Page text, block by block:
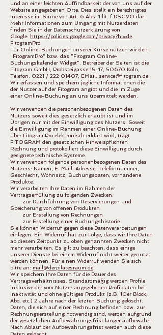
und an einer leichten Auffindbarkeit der von uns auf der
Website angegebenen Orte. Dies stellt ein berechtigtes
Interesse im Sinne von Art. 6 Abs. 1 lit. f DSGVO dar.
Mehr Informationen zum Umgang mit Nutzerdaten
finden Sie in der Datenschutzerklärung von
Google: https://policies.google.com/privacy?hl=de
FitogramPro
Für Online-Buchungen unserer Kurse nutzen wir den
"FitogramPro" bzw. das "Fitogram Online-
Buchungskalender Widget". Betreiber der Seiten ist die
Fitogram GmbH, Probsteigasse 15-17, 50670 Köln,
Telefon: 0221 / 222 01407 , EMail: service@fitogram.de
Wir erfassen und speichern jegliche Informationen die
der Nutzer auf der Fitogram angibt und die im Zuge
einer Online-Buchung an uns übermittelt werden.
Wir verwenden die personenbezogenen Daten des
Nutzers soweit dies gesetzlich erlaubt ist und im
Übrigen nur mit der Einwilligung des Nutzers. Soweit
die Einwilligung im Rahmen einer Online-Buchung
über FitogramPro elektronisch erklärt wird, trägt
FITOGRAM den gesetzlichen Hinweispflichten
Rechnung und protokolliert diese Einwilligung durch
geeignete technische Systeme.
Wir verwenden folgende personenbezogenen Daten des
Nutzers: Namen, E-Mail-Adresse, Telefonnummer,
Geschlecht, Wohnsitz, Buchungsdaten, vorhandene
Produkte.
Wir verarbeiten Ihre Daten im Rahmen der
Vertragserfüllung zu folgenden Zwecken:
· zur Durchführung von Reservierungen und
Speicherung von offenen Produkten
· zur Erstellung von Rechnungen
· zur Erstellung einer Buchungshistorie
Sie können Widerruf gegen diese Datenverarbeitungen
einlegen. Ein Widerruf hat zur Folge, dass wir Ihre Daten
ab diesem Zeitpunkt zu oben genannten Zwecken nicht
mehr verarbeiten. Es gilt zu beachten, dass einige
unserer Dienste bei einem Widerruf nicht weiter genutzt
werden können. Für einen Widerruf wenden Sie sich
bitte an: mail@derpilatesraum.de
Wir speichern Ihre Daten für die Dauer des
Vertragsverhältnisses. Standardmäßig werden Profile
inklusive der vom Nutzer angegebenen Profildaten bei
Inaktivität und ohne gültiges Produkt (z.B. 10er Block,
Abo, etc.) 2 Jahre nach der letzten Buchung gelöscht.
Daten, die sich auf einer Rechnung befinden bzw. zur
Rechnungserstellung notwendig sind, werden aufgrund
der gesetzlichen Aufbewahrungsfrist länger aufbewahrt.
Nach Ablauf der Aufbewahrungsfrist werden auch diese
Daten gelöscht.